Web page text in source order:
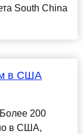
South China
в США
200
в США,